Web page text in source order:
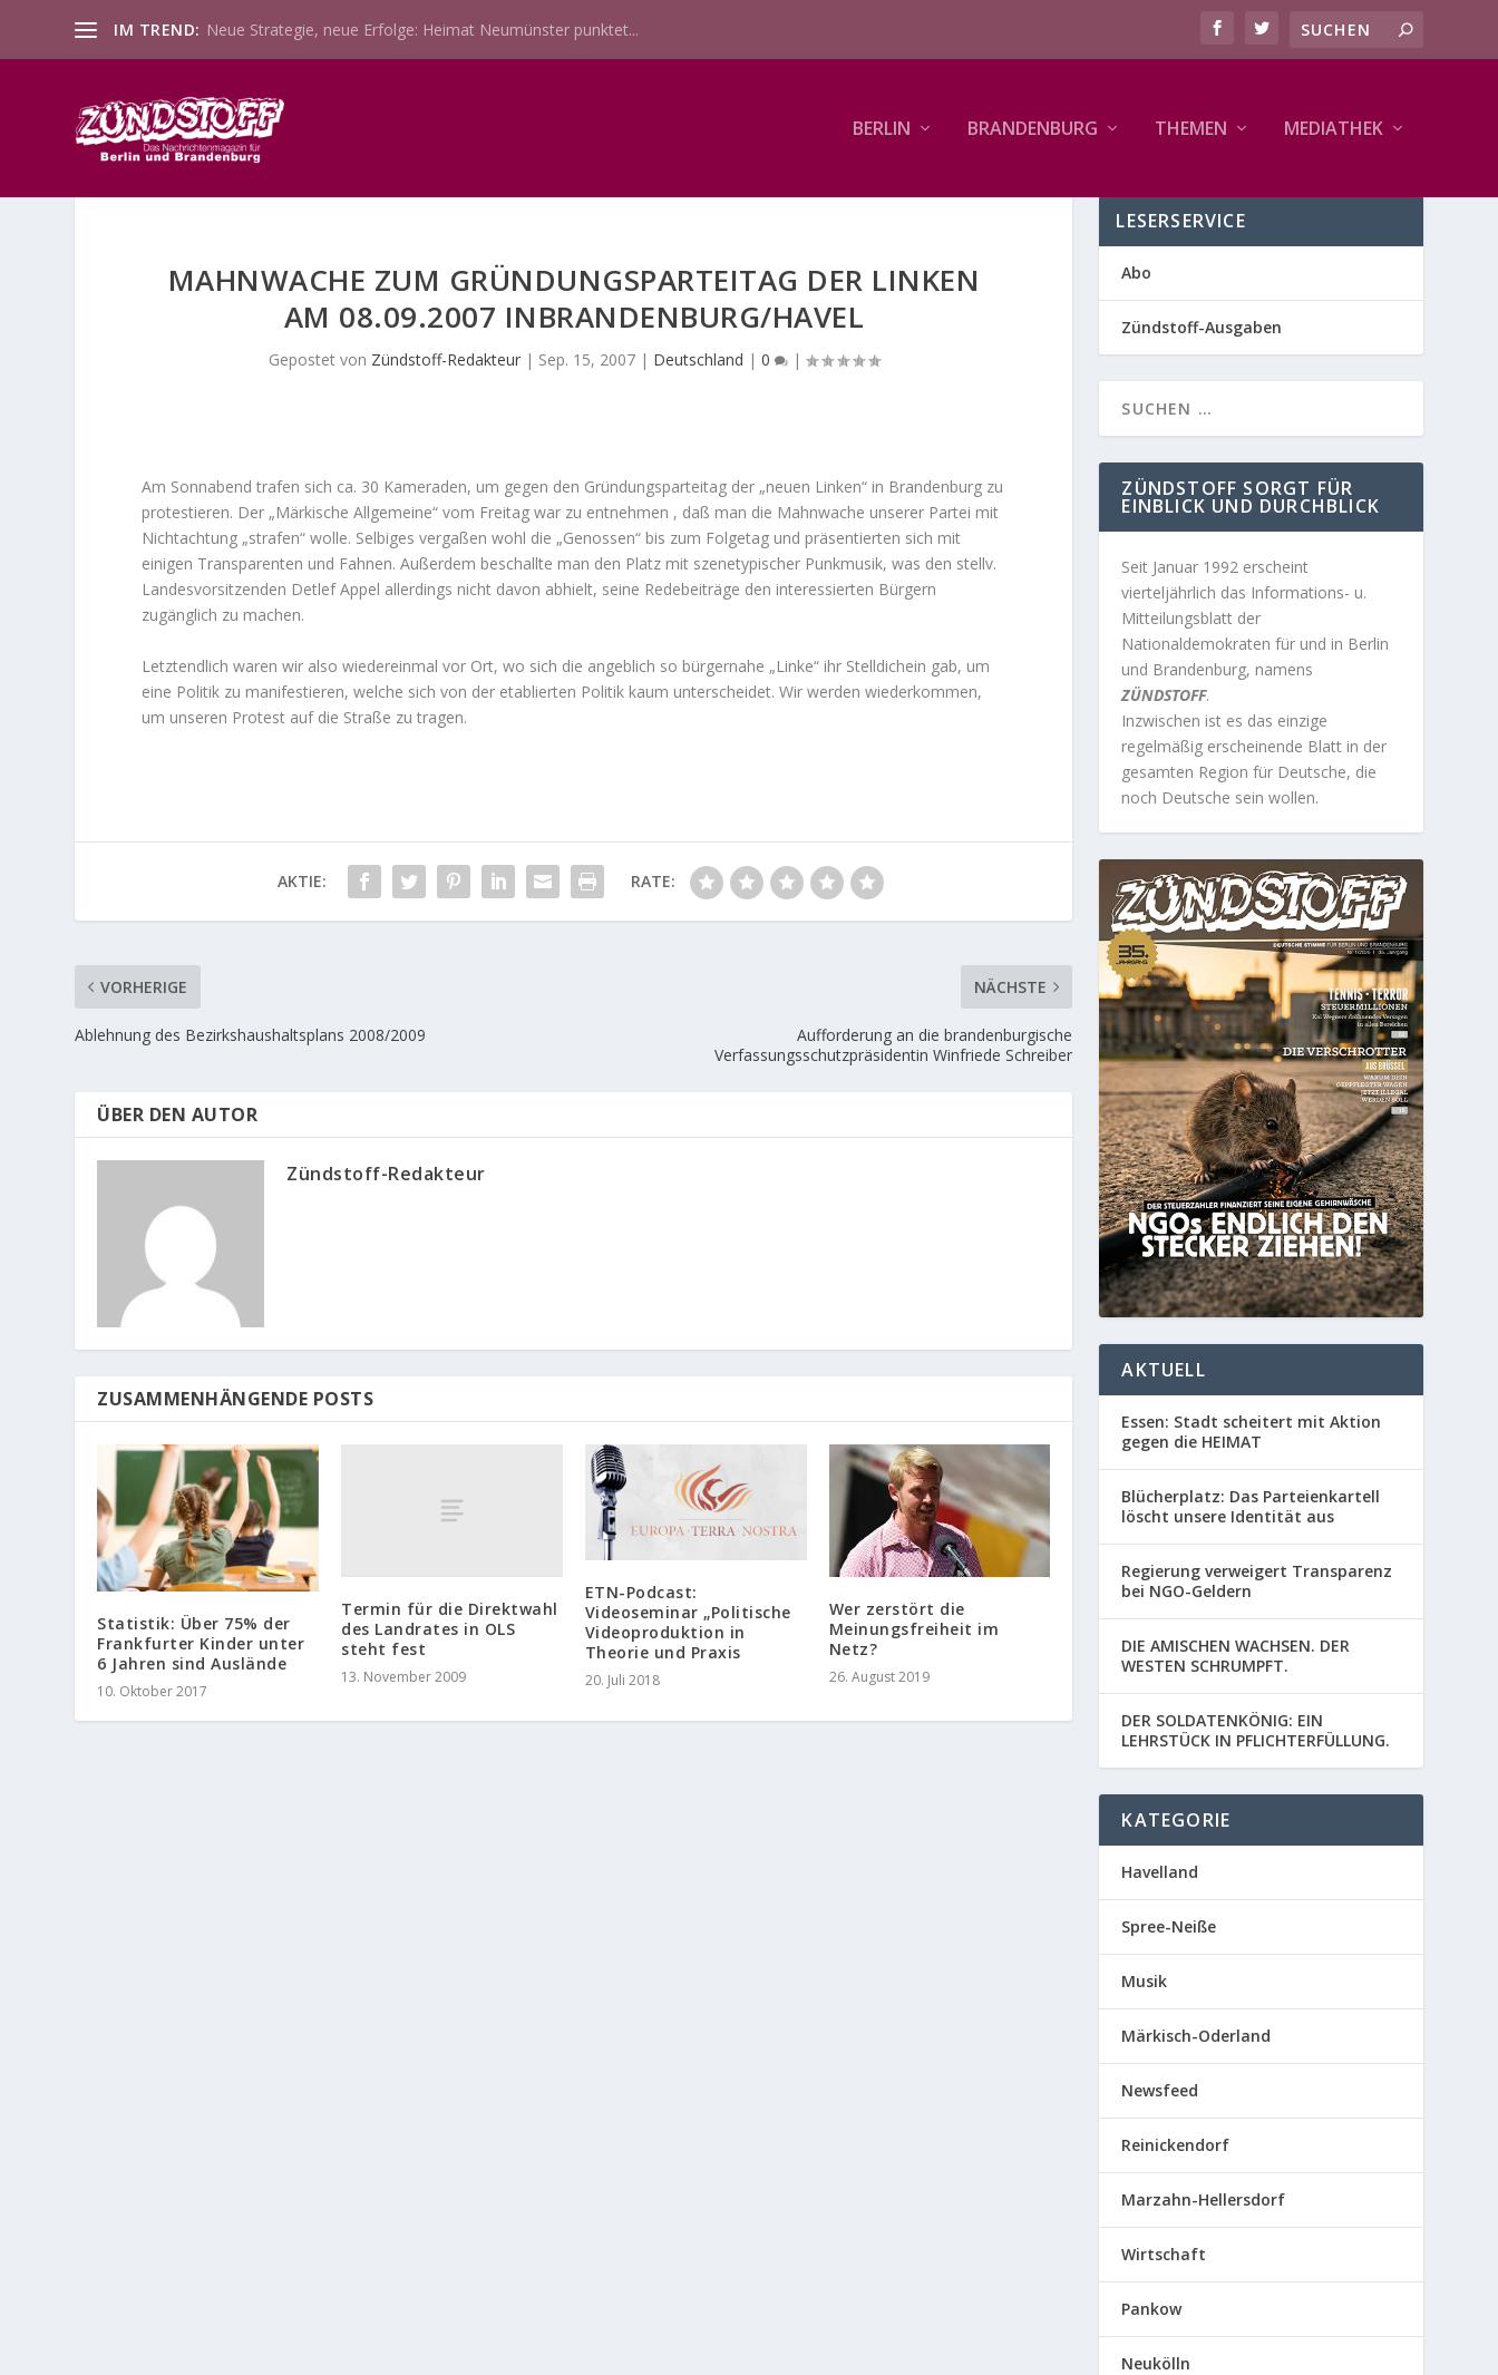
IM TREND: Neue Strategie, neue Erfolge: Heimat Neumünster punktet...
BERLIN BRANDENBURG THEMEN MEDIATHEK
MAHNWACHE ZUM GRÜNDUNGSPARTEITAG DER LINKEN
AM 08.09.2007 INBRANDENBURG/HAVEL
Gepostet von Zündstoff-Redakteur| Sep. 15, 2007| Deutschland | 0 |
Am Sonnabend trafen sich ca. 30 Kameraden, um gegen den Gründungsparteitag der „neuen Linken“ in Brandenburg zu
protestieren. Der „Märkische Allgemeine“ vom Freitag war zu entnehmen , daß man die Mahnwache unserer Partei mit
Nichtachtung „strafen“ wolle. Selbiges vergaßen wohl die „Genossen“ bis zum Folgetag und präsentierten sich mit
einigen Transparenten und Fahnen. Außerdem beschallte man den Platz mit szenetypischer Punkmusik, was den stellv.
Landesvorsitzenden Detlef Appel allerdings nicht davon abhielt, seine Redebeiträge den interessierten Bürgern
zugänglich zu machen.
Letztendlich waren wir also wiedereinmal vor Ort, wo sich die angeblich so bürgernahe „Linke“ ihr Stelldichein gab, um
eine Politik zu manifestieren, welche sich von der etablierten Politik kaum unterscheidet. Wir werden wiederkommen,
um unseren Protest auf die Straße zu tragen.
AKTIE: RATE:
VORHERIGE
Ablehnung des Bezirkshaushaltsplans 2008/2009
NÄCHSTE
Aufforderung an die brandenburgische
Verfassungsschutzpräsidentin Winfriede Schreiber
ÜBER DEN AUTOR
Zündstoff-Redakteur
ZUSAMMENHÄNGENDE POSTS
Statistik: Über 75% der
Frankfurter Kinder unter
6 Jahren sind Auslände
10. Oktober 2017
Termin für die Direktwahl
des Landrates in OLS
steht fest
13. November 2009
ETN-Podcast:
Videoseminar „Politische
Videoproduktion in
Theorie und Praxis
20. Juli 2018
Wer zerstört die
Meinungsfreiheit im
Netz?
26. August 2019
LESERSERVICE
Abo
Zündstoff-Ausgaben
ZÜNDSTOFF SORGT FÜR
EINBLICK UND DURCHBLICK
Seit Januar 1992 erscheint
vierteljährlich das Informations- u.
Mitteilungsblatt der
Nationaldemokraten für und in Berlin
und Brandenburg, namens
ZÜNDSTOFF.
Inzwischen ist es das einzige
regelmäßig erscheinende Blatt in der
gesamten Region für Deutsche, die
noch Deutsche sein wollen.
AKTUELL
Essen: Stadt scheitert mit Aktion
gegen die HEIMAT
Blücherplatz: Das Parteienkartell
löscht unsere Identität aus
Regierung verweigert Transparenz
bei NGO-Geldern
DIE AMISCHEN WACHSEN. DER
WESTEN SCHRUMPFT.
DER SOLDATENKÖNIG: EIN
LEHRSTÜCK IN PFLICHTERFÜLLUNG.
KATEGORIE
Havelland
Spree-Neiße
Musik
Märkisch-Oderland
Newsfeed
Reinickendorf
Marzahn-Hellersdorf
Wirtschaft
Pankow
Neukölln